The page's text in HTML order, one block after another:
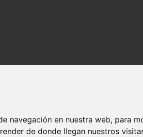
navegación en nuestra web, para
de donde llegan nuestros